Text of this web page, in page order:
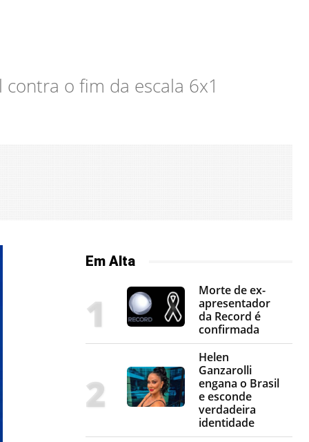
o fim da escala 6x1
Em Alta
Morte de ex-
apresentador
da Record é
confirmada
Helen
Ganzarolli
engana o Brasil
e esconde
verdadeira
identidade